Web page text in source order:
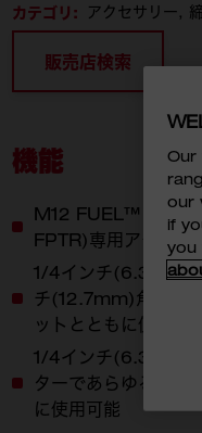
カテゴリ: アクセサリー
販売店検索
機能
M12 FUEL™ パスス
FPTR)専用アダプタ
1/4インチ
チ(12.7mm)角アン
ットとともに使用可能
1/4インチ(6.35mm)
ターであらゆる1/4
に使用可能
Our
our
if
you